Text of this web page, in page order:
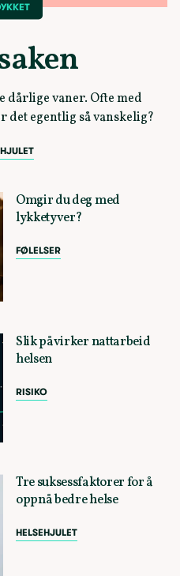
dårlige vaner. Ofte med
egentlig så vanskelig?
Omgir du deg med
lykketyver?
FØLELSER
Slik påvirker nattarbeid
helsen
RISIKO
Tre suksessfaktorer for å
oppnå bedre helse
HELSEHJULET